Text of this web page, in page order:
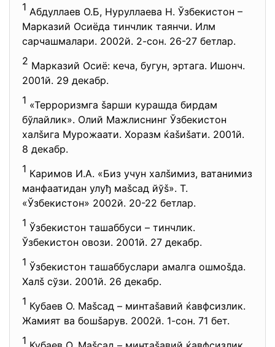
1 Абдуллаев О.Б, Нуруллаева Н. Ўзбекистон –
Марказий Осиёда тинчлик таянчи. Илм
сарчашмалари. 2002й. 2-сон. 26-27 бетлар.
2 Марказий Осиё: кеча, бугун, эртага. Ишонч.
2001й. 29 декабр.
1 «Терроризмга šарши курашда бирдам
бўлайлик». Олий Мажлиснинг Ўзбекистон
халšига Мурожаати. Хоразм ќаšиšати. 2001й.
8 декабр.
1 Каримов И.А. «Биз учун халšимиз, ватанимиз
манфаатидан улуђ маšсад йўš». Т.
«Ўзбекистон» 2002й. 20-22 бетлар.
1 Ўзбекистон ташаббуси – тинчлик.
Ўзбекистон овози. 2001й. 27 декабр.
1 Ўзбекистон ташаббуслари амалга ошмоšда.
Халš сўзи. 2001й. 26 декабр.
1 Кубаев О. Маšсад – минтаšавий ќавфсизлик.
Жамият ва бошšарув. 2002й. 1-сон. 71 бет.
1